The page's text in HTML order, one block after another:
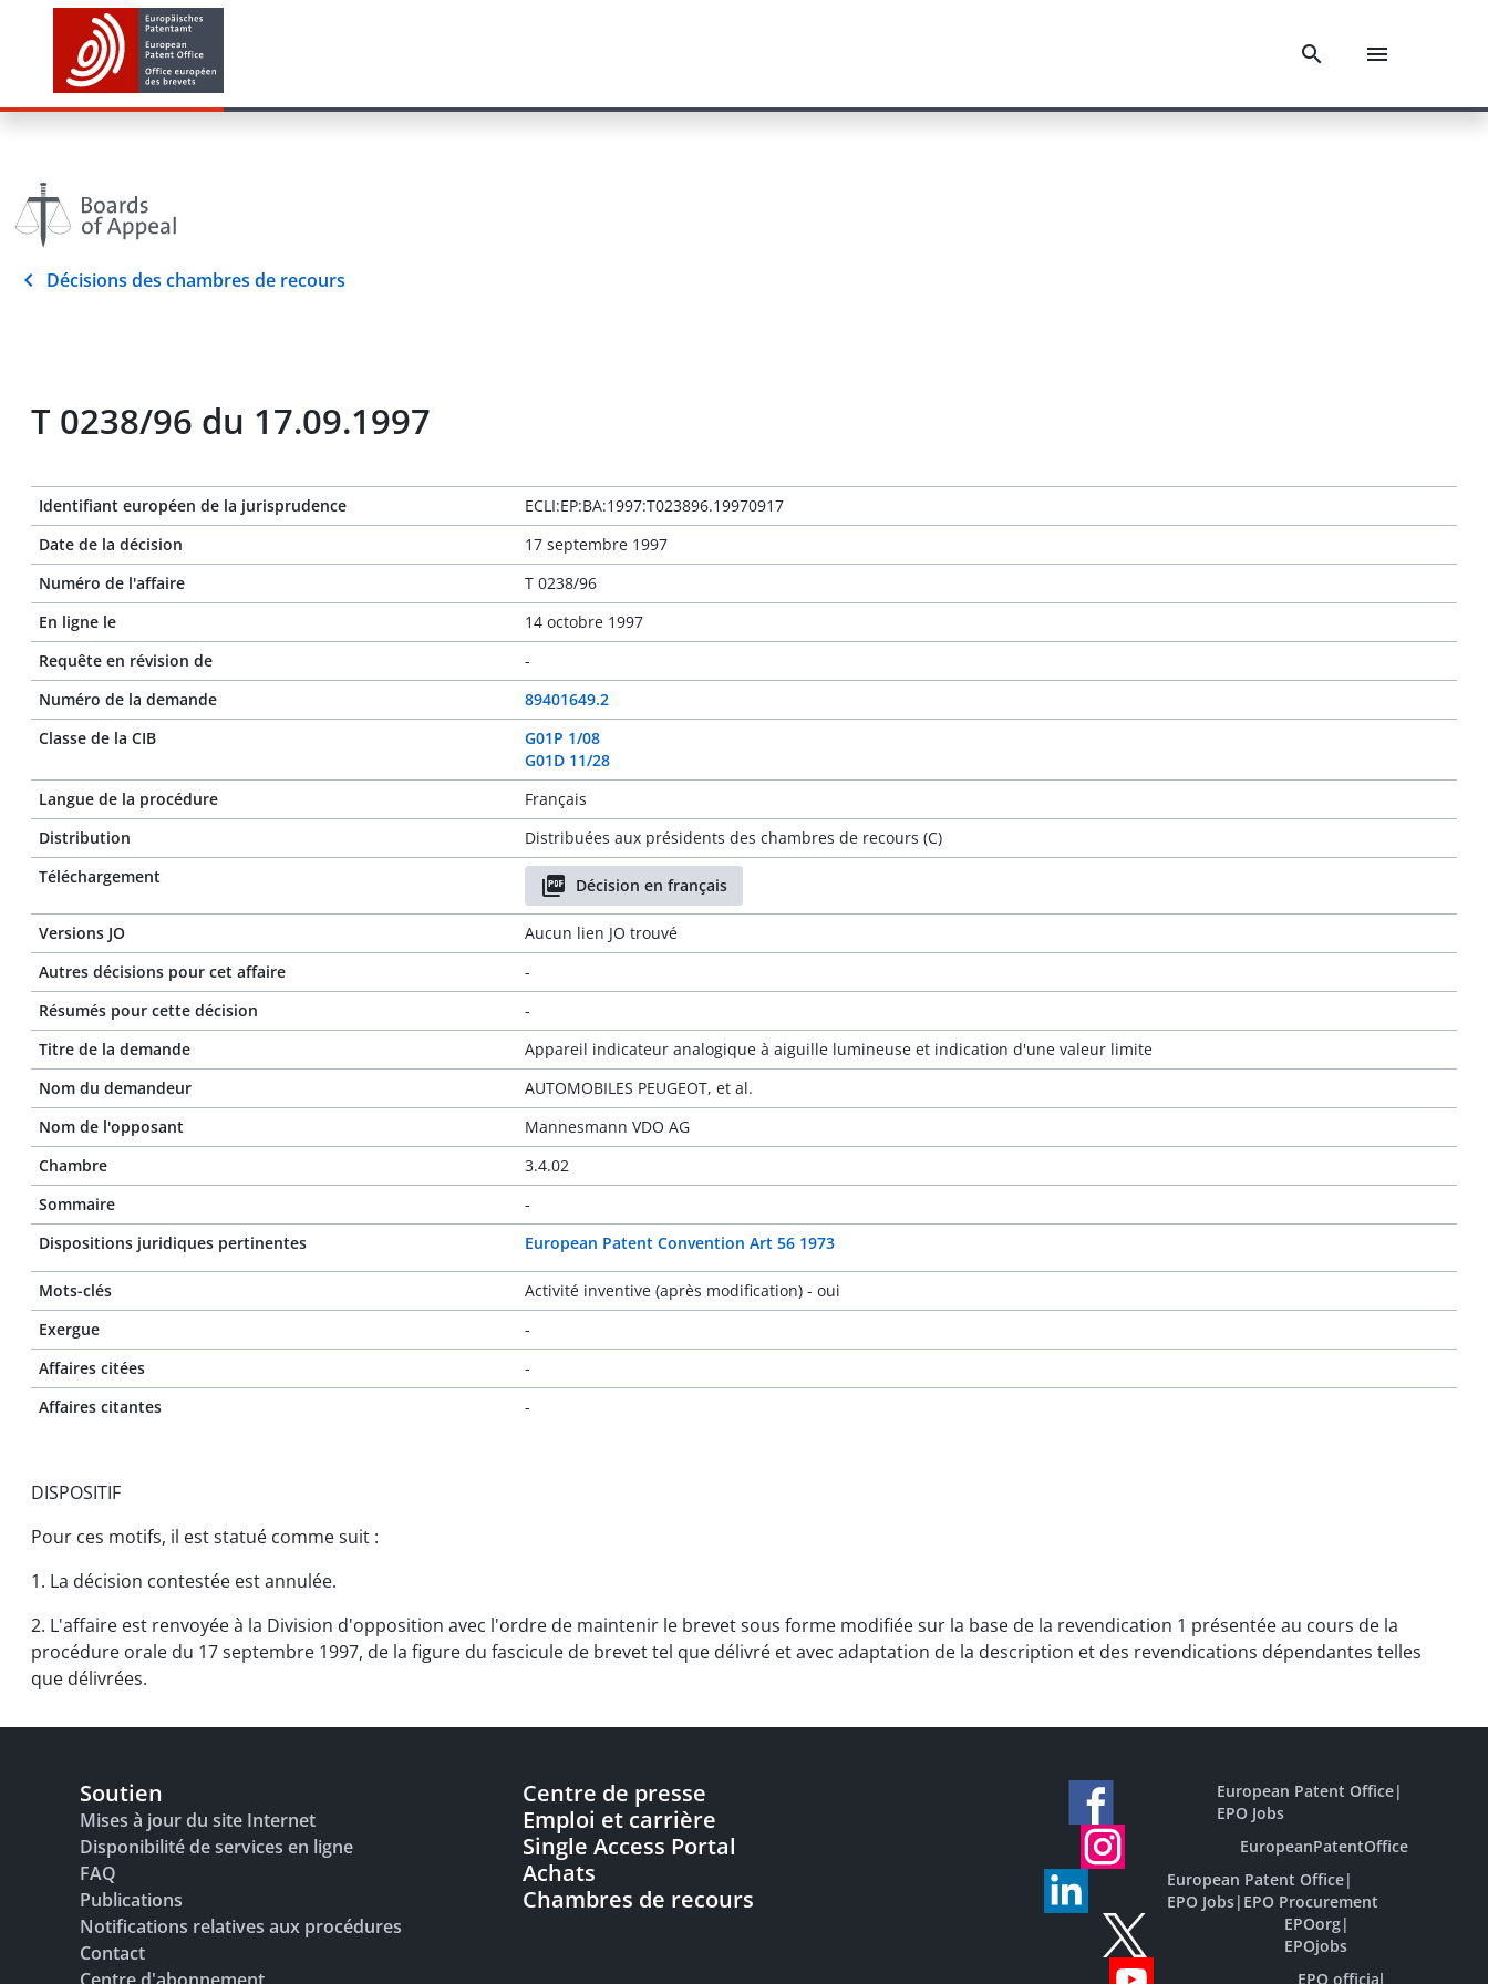
Décisions des chambres de recours
T 0238/96 du 17.09.1997
Identifiant européen de la jurisprudence
ECLI:EP:BA:1997:T023896.19970917
Date de la décision
17 septembre 1997
Numéro de l'affaire
T 0238/96
En ligne le
14 octobre 1997
Requête en révision de
-
Numéro de la demande
89401649.2
Classe de la CIB
G01P 1/08
G01D 11/28
Langue de la procédure
Français
Distribution
Distribuées aux présidents des chambres de recours (C)
Téléchargement
Décision en français
Versions JO
Aucun lien JO trouvé
Autres décisions pour cet affaire
-
Résumés pour cette décision
-
Titre de la demande
Appareil indicateur analogique à aiguille lumineuse et indication d'une valeur limite
Nom du demandeur
AUTOMOBILES PEUGEOT, et al.
Nom de l'opposant
Mannesmann VDO AG
Chambre
3.4.02
Sommaire
-
Dispositions juridiques pertinentes
European Patent Convention Art 56 1973
Mots-clés
Activité inventive (après modification) - oui
Exergue
-
Affaires citées
-
Affaires citantes
-
DISPOSITIF
Pour ces motifs, il est statué comme suit :
1. La décision contestée est annulée.
2. L'affaire est renvoyée à la Division d'opposition avec l'ordre de maintenir le brevet sous forme modifiée sur la base de la revendication 1 présentée au cours de la
procédure orale du 17 septembre 1997, de la figure du fascicule de brevet tel que délivré et avec adaptation de la description et des revendications dépendantes telles
que délivrées.
Soutien
Mises à jour du site Internet
Disponibilité de services en ligne
FAQ
Publications
Notifications relatives aux procédures
Contact
Centre de presse
Emploi et carrière
Single Access Portal
Achats
Chambres de recours
European Patent Office|
EPO Jobs
EuropeanPatentOffice
European Patent Office|
EPO Jobs| EPO Procurement
EPOorg|
EPOjobs
EPO official